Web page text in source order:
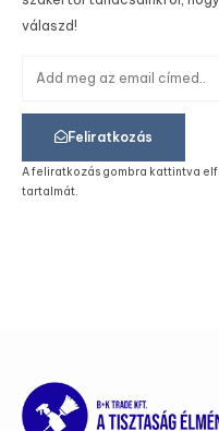
válaszd!
Feliratkozás
A feliratkozás gombra kattintva
tartalmát.